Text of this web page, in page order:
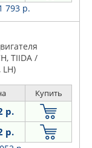
793 р.
TIIDA /
LH)
Купить
р.
р.